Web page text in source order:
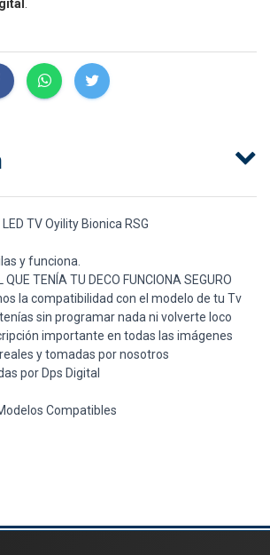
TV Oyility Bionica RSG
y funciona.
TENÍA TU DECO FUNCIONA SEGURO
la compatibilidad con el modelo de tu Tv
sin programar nada ni volverte loco
importante en todas las imágenes
y tomadas por nosotros
por Dps Digital
Compatibles